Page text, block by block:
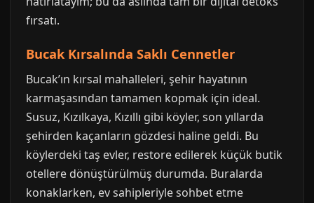
fırsatı.
Bucak Kırsalında Saklı Cennetler
Bucak’ın kırsal mahalleleri, şehir hayatının
karmaşasından tamamen kopmak için ideal.
Susuz, Kızılkaya, Kızıllı gibi köyler, son yıllarda
şehirden kaçanların gözdesi haline geldi. Bu
köylerdeki taş evler, restore edilerek küçük butik
otellere dönüştürülmüş durumda. Buralarda
konaklarken, ev sahipleriyle sohbet etme